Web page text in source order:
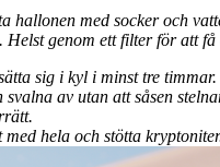
hallonen med socker och
genom ett filter för att
sig i kyl i minst tre
svalna av utan att såsen
hela och stötta